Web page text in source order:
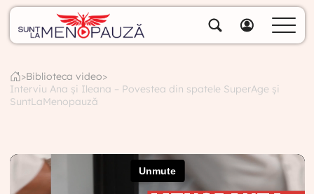
Specialiștii noștri
Soluții
Specialități
>Biblioteca video>
Interviu Ana și Ileana – Povestea din spatele SuperAge și
SuntLaMenopauză